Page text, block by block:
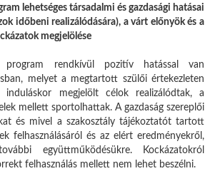
lehetséges társadalmi és gazdasági hatásai
időbeni realizálódására), a várt előnyök és a
megjelölése
program rendkívül pozitív hatással van
melyet a megtartott szülői értekezleten
induláskor megjelölt célok realizálódtak, a
mellett sportolhattak. A gazdaság szereplői
és mivel a szakosztály tájékoztatót tartott
felhasználásáról és az elért eredményekről,
együttműködésükre. Kockázatokról
felhasználás mellett nem lehet beszélni.